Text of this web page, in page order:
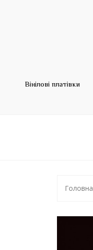
Вінілові платівки
Головна